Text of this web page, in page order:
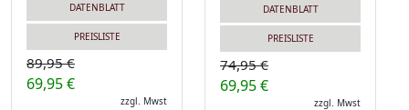
DATENBLATT
PREISLISTE
89,95 €
69,95 €
zzgl. Mwst
DATENBLATT
PREISLISTE
74,95 €
69,95 €
zzgl. Mwst